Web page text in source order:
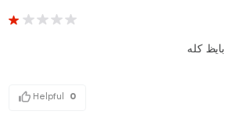
بايظ كله
Helpful 0